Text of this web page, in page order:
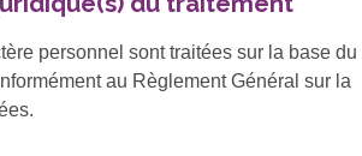
personnel sont traitées sur la base du
au Règlement Général sur la